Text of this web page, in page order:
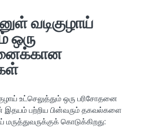
வடிகுழாய்
ஒரு
உட்செலுத்தும் ஒரு பரிசோதனை
இதயம் பற்றிய பின்வரும் தகவல்களை
கொடுக்கிறது: